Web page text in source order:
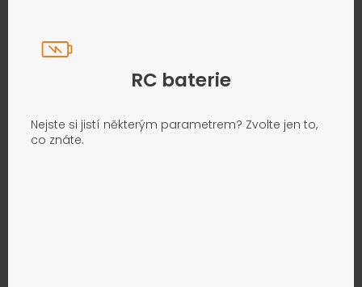
RC baterie
Nejste si jistí některým parametrem? Zvolte jen to,
co znáte.